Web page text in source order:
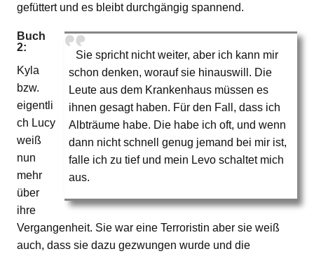
gefüttert und es bleibt durchgängig spannend.
Sie spricht nicht weiter, aber ich kann mir
schon denken, worauf sie hinauswill. Die
Leute aus dem Krankenhaus müssen es
ihnen gesagt haben. Für den Fall, dass ich
Albträume habe. Die habe ich oft, und wenn
dann nicht schnell genug jemand bei mir ist,
falle ich zu tief und mein Levo schaltet mich
aus.
Buch
2:
Kyla
bzw.
eigentli
ch Lucy
weiß
nun
mehr
über
ihre
Vergangenheit. Sie war eine Terroristin aber sie weiß
auch, dass sie dazu gezwungen wurde und die